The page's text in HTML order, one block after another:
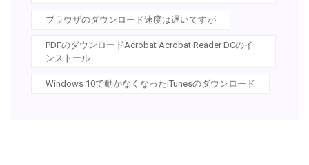
ブラウザのダウンロード速度は遅いですが
PDFのダウンロードAcrobat Acrobat Reader DCのイ
ンストール
Windows 10で動かなくなったiTunesのダウンロード